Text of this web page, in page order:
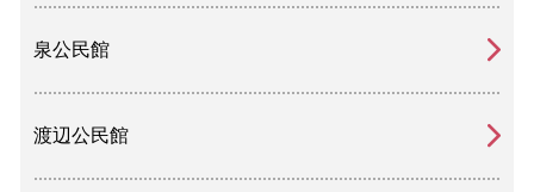
泉公民館
渡辺公民館